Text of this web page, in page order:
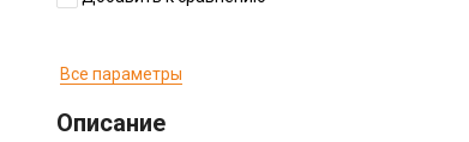
Все параметры
Описание